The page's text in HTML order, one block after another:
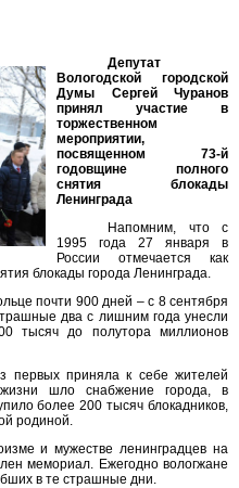
Депутат
Вологодской городской
Думы Сергей Чуранов
принял участие в
торжественном
мероприятии,
посвященном 73-й
годовщине полного
снятия блокады
Ленинграда
Напомним, что с
1995 года 27 января в
России отмечается как
блокады города Ленинграда.
почти 900 дней – с 8 сентября
два с лишним года унесли
тысяч до полутора миллионов
первых приняла к себе жителей
шло снабжение города, в
более 200 тысяч блокадников,
родиной.
и мужестве ленинградцев на
мемориал. Ежегодно вологжане
в те страшные дни.